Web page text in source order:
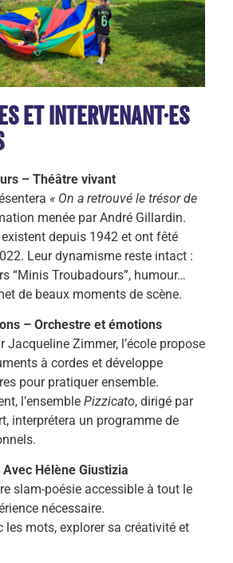
et intervenant·es
– Théâtre vivant
« On a retrouvé le trésor de
menée par André Gillardin.
depuis 1942 et ont fêté
Leur dynamisme reste intact :
“Minis Troubadours”, humour…
de beaux moments de scène.
– Orchestre et émotions
Jacqueline Zimmer, l’école propose
à cordes et développe
pour pratiquer ensemble.
l’ensemble Pizzicato, dirigé par
interprétera un programme de
Hélène Giustizia
slam-poésie accessible à tout le
nécessaire.
les mots, explorer sa créativité et